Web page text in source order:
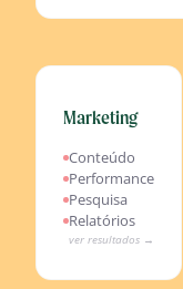
Marketing
Conteúdo
Performance
Pesquisa
Relatórios
ver resultados →
Conteúdo
Otimização
Insights de
Relatórios